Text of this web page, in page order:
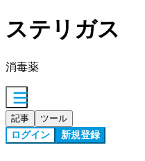
ステリガス
消毒薬
記事 ツール
ログイン 新規登録